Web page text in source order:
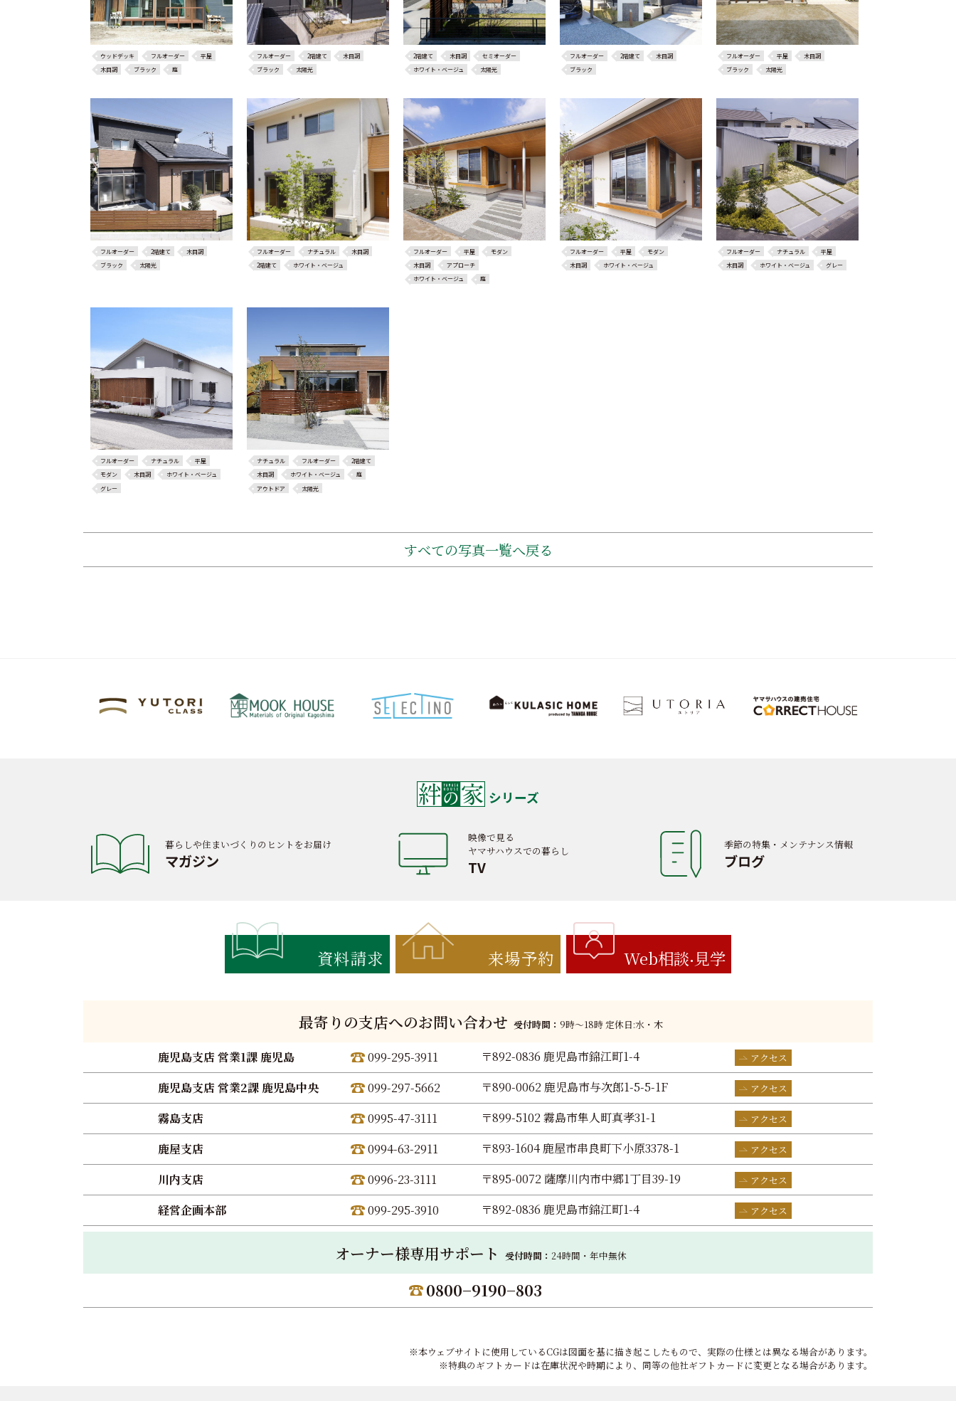
ウッドデッキ フルオーダー
平屋
木目調
ブラック 庭
フルオーダー 2階建て
木目調
ブラック
太陽光
2階建て 木目調
セミオーダー
ホワイト・ベージュ
太陽光
フルオーダー 2階建て
木目調
ブラック
フルオーダー 平屋
木目調
ブラック
太陽光
フルオーダー 2階建て
木目調
ブラック
太陽光
フルオーダー ナチュラル
木目調
2階建て
ホワイト・ベージュ
フルオーダー 平屋
モダン
木目調
アプローチ
ホワイト・ベージュ
庭
フルオーダー 平屋
モダン
木目調
ホワイト・ベージュ
フルオーダー ナチュラル
平屋
木目調
ホワイト・ベージュ グレー
フルオーダー ナチュラル
平屋
モダン
木目調
ホワイト・ベージュ
グレー
ナチュラル フルオーダー
2階建て
木目調
ホワイト・ベージュ
庭
アウトドア
太陽光
すべての写真一覧へ戻る
シリーズ
暮らしや住まいづくりのヒントをお届け
マガジン
映像で見る
ヤマサハウスでの暮らし
TV
季節の特集・メンテナンス情報
ブログ
資料請求 来場予約 Web相談 見学
最寄りの支店へのお問い合わせ 受付時間： 9時〜18時 定休日:水・木
鹿児島支店 営業1課 鹿児島 099-295-3911 〒892-0836 鹿児島市錦江町1-4 アクセス
鹿児島支店 営業2課 鹿児島中央 099-297-5662 〒890-0062 鹿児島市与次郎1-5-5-1F アクセス
霧島支店 0995-47-3111 〒899-5102 霧島市隼人町真孝31-1 アクセス
鹿屋支店 0994-63-2911 〒893-1604 鹿屋市串良町下小原3378-1 アクセス
川内支店 0996-23-3111 〒895-0072 薩摩川内市中郷1丁目39-19 アクセス
経営企画本部 099-295-3910 〒892-0836 鹿児島市錦江町1-4 アクセス
オーナー様専用サポート 受付時間： 24時間・年中無休
0800−9190−803
※本ウェブサイトに使用しているCGは図面を基に描き起こしたもので、実際の仕様とは異なる場合があります。
※特典のギフトカードは在庫状況や時期により、同等の他社ギフトカードに変更となる場合があります。